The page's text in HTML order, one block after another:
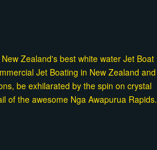
Zealand's best white water Jet Boat
Jet Boating in New Zealand and
be exhilarated by the spin on crystal
of the awesome Nga Awapurua Rapids.